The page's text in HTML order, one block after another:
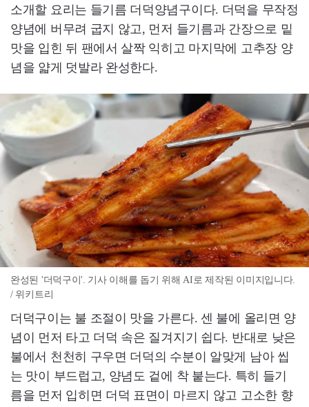
소개할 요리는 들기름 더덕양념구이다. 더덕을 무작정
양념에 버무려 굽지 않고, 먼저 들기름과 간장으로 밑
맛을 입힌 뒤 팬에서 살짝 익히고 마지막에 고추장 양
념을 얇게 덧발라 완성한다.
완성된 '더덕구이'. 기사 이해를 돕기 위해 AI로 제작된 이미지입니다.
/ 위키트리
더덕구이는 불 조절이 맛을 가른다. 센 불에 올리면 양
념이 먼저 타고 더덕 속은 질겨지기 쉽다. 반대로 낮은
불에서 천천히 구우면 더덕의 수분이 알맞게 남아 씹
는 맛이 부드럽고, 양념도 겉에 착 붙는다. 특히 들기
름을 먼저 입히면 더덕 표면이 마르지 않고 고소한 향